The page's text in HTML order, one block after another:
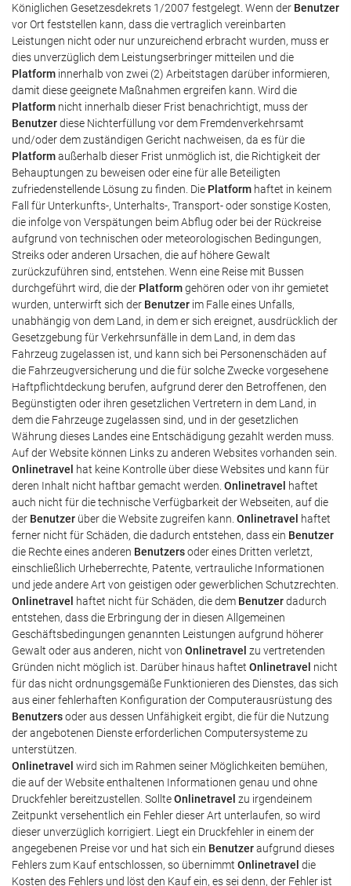
Königlichen Gesetzesdekrets 1/2007 festgelegt. Wenn der Benutzer
vor Ort feststellen kann, dass die vertraglich vereinbarten
Leistungen nicht oder nur unzureichend erbracht wurden, muss er
dies unverzüglich dem Leistungserbringer mitteilen und die
Platform innerhalb von zwei (2) Arbeitstagen darüber informieren,
damit diese geeignete Maßnahmen ergreifen kann. Wird die
Platform nicht innerhalb dieser Frist benachrichtigt, muss der
Benutzerdiese Nichterfüllung vor dem Fremdenverkehrsamt
und/oder dem zuständigen Gericht nachweisen, da es für die
Platformaußerhalb dieser Frist unmöglich ist, die Richtigkeit der
Behauptungen zu beweisen oder eine für alle Beteiligten
zufriedenstellende Lösung zu finden. Die Platform haftet in keinem
Fall für Unterkunfts-, Unterhalts-, Transport- oder sonstige Kosten,
die infolge von Verspätungen beim Abflug oder bei der Rückreise
aufgrund von technischen oder meteorologischen Bedingungen,
Streiks oder anderen Ursachen, die auf höhere Gewalt
zurückzuführen sind, entstehen. Wenn eine Reise mit Bussen
durchgeführt wird, die der Platformgehören oder von ihr gemietet
wurden, unterwirft sich der Benutzer im Falle eines Unfalls,
unabhängig von dem Land, in dem er sich ereignet, ausdrücklich der
Gesetzgebung für Verkehrsunfälle in dem Land, in dem das
Fahrzeug zugelassen ist, und kann sich bei Personenschäden auf
die Fahrzeugversicherung und die für solche Zwecke vorgesehene
Haftpflichtdeckung berufen, aufgrund derer den Betroffenen, den
Begünstigten oder ihren gesetzlichen Vertretern in dem Land, in
dem die Fahrzeuge zugelassen sind, und in der gesetzlichen
Währung dieses Landes eine Entschädigung gezahlt werden muss.
Auf der Website können Links zu anderen Websites vorhanden sein.
Onlinetravel
hat keine Kontrolle über diese Websites und kann für
deren Inhalt nicht haftbar gemacht werden. Onlinetravel
haftet
auch nicht für die technische Verfügbarkeit der Webseiten, auf die
der Benutzer über die Website zugreifen kann. Onlinetravel
haftet
ferner nicht für Schäden, die dadurch entstehen, dass ein Benutzer
die Rechte eines anderen Benutzersoder eines Dritten verletzt,
einschließlich Urheberrechte, Patente, vertrauliche Informationen
und jede andere Art von geistigen oder gewerblichen Schutzrechten.
Onlinetravel
haftet nicht für Schäden, die dem Benutzerdadurch
entstehen, dass die Erbringung der in diesen Allgemeinen
Geschäftsbedingungen genannten Leistungen aufgrund höherer
Gewalt oder aus anderen, nicht von Onlinetravel zu vertretenden
Gründen nicht möglich ist. Darüber hinaus haftet Onlinetravel nicht
für das nicht ordnungsgemäße Funktionieren des Dienstes, das sich
aus einer fehlerhaften Konfiguration der Computerausrüstung des
Benutzersoder aus dessen Unfähigkeit ergibt, die für die Nutzung
der angebotenen Dienste erforderlichen Computersysteme zu
unterstützen.
Onlinetravel wird sich im Rahmen seiner Möglichkeiten bemühen,
die auf der Website enthaltenen Informationen genau und ohne
Druckfehler bereitzustellen. SollteOnlinetravel zu irgendeinem
Zeitpunkt versehentlich ein Fehler dieser Art unterlaufen, so wird
dieser unverzüglich korrigiert. Liegt ein Druckfehler in einem der
angegebenen Preise vor und hat sich ein Benutzeraufgrund dieses
Fehlers zum Kauf entschlossen, so übernimmt Onlinetravel die
Kosten des Fehlers und löst den Kauf ein, es sei denn, der Fehler ist